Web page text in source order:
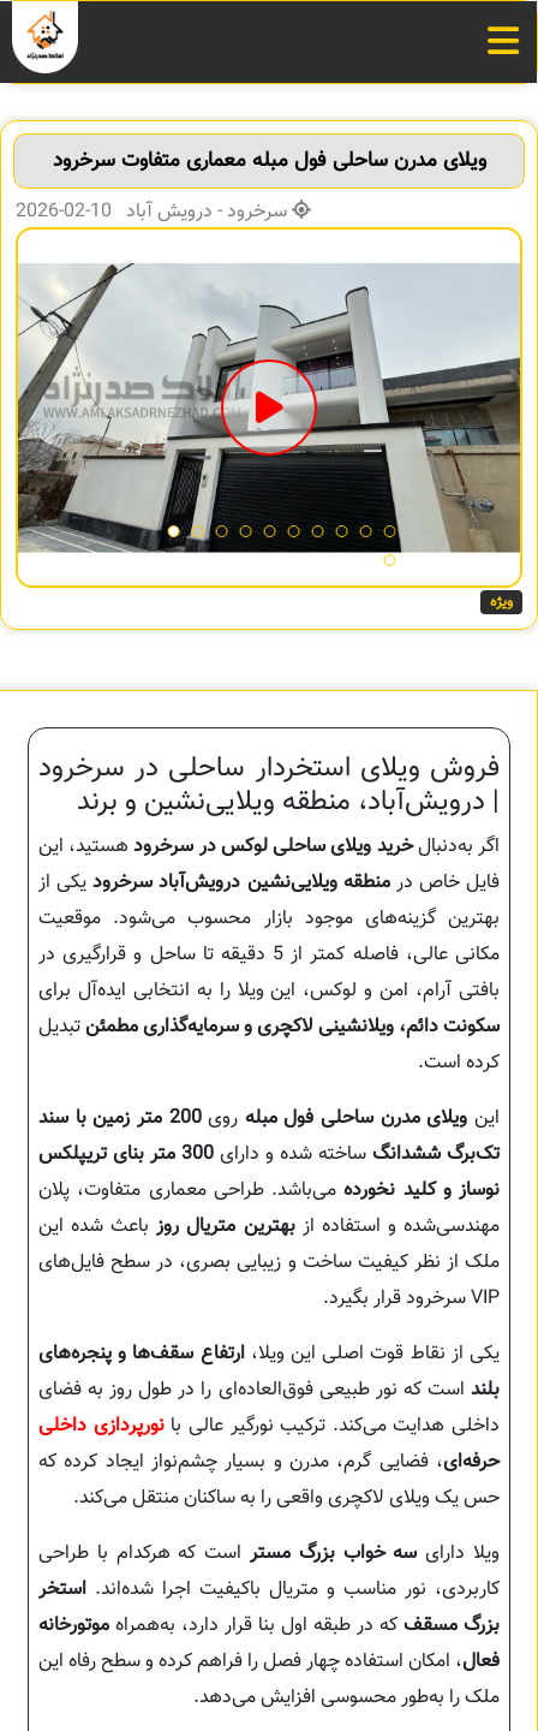
ویلای مدرن ساحلی فول مبله معماری متفاوت سرخرود
سرخرود - درویش آباد 10-02-2026
ویژه
فروش ویلای استخردار ساحلی در سرخرود
| درویش‌آباد، منطقه ویلایی‌نشین و برند
اگر به‌دنبالخرید ویلای ساحلی لوکس در سرخرودهستید، این
فایل خاص درمنطقه ویلایی‌نشین درویش‌آباد سرخرودیکی از
بهترین گزینه‌های موجود بازار محسوب می‌شود. موقعیت
مکانی عالی، فاصله کمتر از 5 دقیقه تا ساحل و قرارگیری در
بافتی آرام، امن و لوکس، این ویلا را به انتخابی ایده‌آل برای
سکونت دائم، ویلا‌نشینی لاکچری و سرمایه‌گذاری مطمئنتبدیل
کرده است.
این ویلای مدرن ساحلی فول مبله روی
200 متر زمین با سند
تک‌برگ ششدانگ ساخته شده و دارای
300 متر بنای تریپلکس
نوساز و کلید نخوردهمی‌باشد. طراحی معماری متفاوت، پلان
مهندسی‌شده و استفاده ازبهترین متریال روزباعث شده این
ملک از نظر کیفیت ساخت و زیبایی بصری، در سطح فایل‌های
VIP سرخرود قرار بگیرد.
یکی از نقاط قوت اصلی این ویلا،ارتفاع سقف‌ها و پنجره‌های
بلند است که نور طبیعی فوق‌العاده‌ای را در طول روز به فضای
داخلی هدایت می‌کند. ترکیب نورگیر عالی بانورپردازی داخلی
حرفه‌ای، فضایی گرم، مدرن و بسیار چشم‌نواز ایجاد کرده که
حس یک ویلای لاکچری واقعی را به ساکنان منتقل می‌کند.
ویلا دارای سه خواب بزرگ مستر است که هرکدام با طراحی
کاربردی، نور مناسب و متریال باکیفیت اجرا شده‌اند. استخر
بزرگ مسقف که در طبقه اول بنا قرار دارد، به‌همراه موتورخانه
فعال، امکان استفاده چهار فصل را فراهم کرده و سطح رفاه این
ملک را به‌طور محسوسی افزایش می‌دهد.